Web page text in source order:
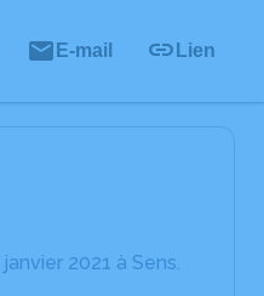
E-mail Lien
2021 à Sens.